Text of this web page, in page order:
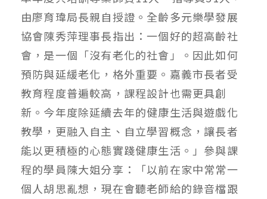
由廖育瑋局長親自授證。全齡多元樂學發展
協會陳秀萍理事長指出：一個好的超高齡社
會，是一個「沒有老化的社會」。因此如何
預防與延緩老化，格外重要。嘉義市長者受
教育程度普遍較高，課程設計也需更具創
新。今年度除延續去年的健康生活與遊戲化
教學，更融入自主、自立學習概念，讓長者
能以更積極的心態實踐健康生活。」參與課
程的學員陳大姐分享：「以前在家中常常一
個人胡思亂想，現在會聽老師給的錄音檔跟